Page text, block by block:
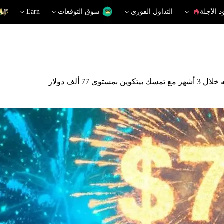
الآجلة التداول الفوري سوق التوقعات Earn
دولار